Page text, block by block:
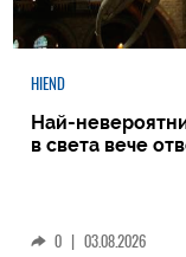
HIEND
Най-
в света вече
0 | 03.08.2026